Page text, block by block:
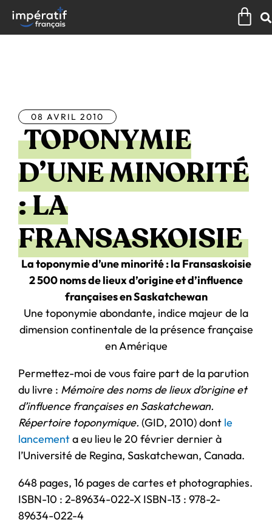
contenu
08 AVRIL 2010
TOPONYMIE
D’UNE MINORITÉ
: LA
FRANSASKOISIE
La toponymie d’une minorité : la Fransaskoisie
2 500 noms de lieux d’origine et d’influence
françaises en Saskatchewan
Une toponymie abondante, indice majeur de la
dimension continentale de la présence française
en Amérique
Permettez-moi de vous faire part de la parution
du livre : Mémoire des noms de lieux d’origine et
d’influence françaises en Saskatchewan.
Répertoire toponymique. (GID, 2010) dont le
lancementa eu lieu le 20 février dernier à
l’Université de Regina, Saskatchewan, Canada.
648 pages, 16 pages de cartes et photographies.
ISBN-10 : 2-89634-022-X ISBN-13 : 978-2-
89634-022-4